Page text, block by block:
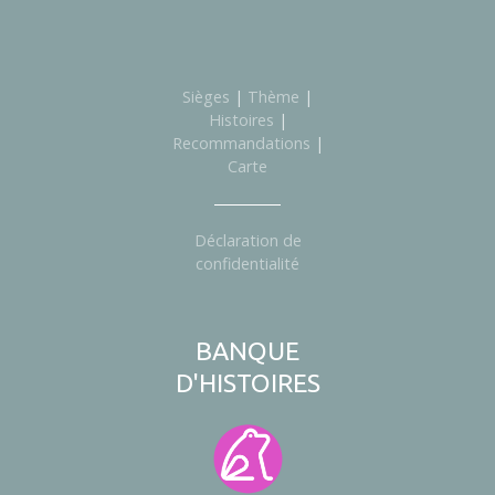
Sièges | Thème |
Histoires |
Recommandations |
Carte
Déclaration de
confidentialité
BANQUE
D'HISTOIRES